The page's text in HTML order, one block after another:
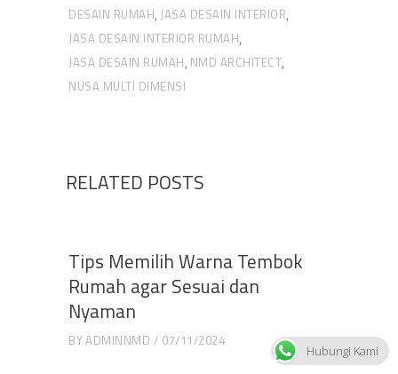
DESAIN RUMAH, JASA DESAIN INTERIOR,
JASA DESAIN INTERIOR RUMAH,
JASA DESAIN RUMAH, NMD ARCHITECT,
NUSA MULTI DIMENSI
RELATED POSTS
Tips Memilih Warna Tembok
Rumah agar Sesuai dan
Nyaman
BYADMINNMD 07/11/2024
Hubungi Kami